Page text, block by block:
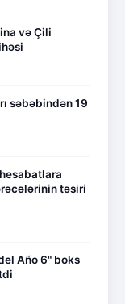
və Çili
səbəbindən 19
təsiri
Año 6" boks